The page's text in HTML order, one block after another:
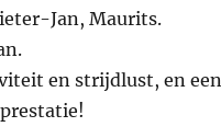
Jan, Maurits.
en strijdlust, en een